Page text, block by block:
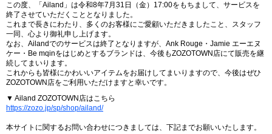
この度、「Ailand」は令和8年7月31日（金）17:00をもちまして、サービスを
終了させていただくこととなりました。
これまで長きにわたり、多くのお客様にご愛顧いただきましたこと、スタッフ
一同、心より御礼申し上げます。
なお、Ailandでのサービスは終了となりますが、Ank Rouge・Jamie エーエヌ
ケー・Be mqinをはじめとするブランドは、今後もZOZOTOWN店にて販売を継
続してまいります。
これからも皆様にかわいいアイテムをお届けしてまいりますので、今後はぜひ
ZOZOTOWN店をご利用いただけますと幸いです。
▼ Ailand ZOZOTOWN店はこちら
https://zozo.jp/sp/shop/ailand/
本サイトに関するお問い合わせにつきましては、下記までお願いいたします。